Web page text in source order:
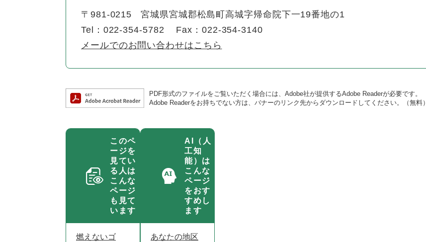
〒981-0215
宮城県宮城郡松島町高城字帰命院下一19番地の1
Tel：022-354-5782
Fax：022-354-3140
メールでのお問い合わせはこちら
PDF形式のファイルをご覧いただく場合には、Adobe社が提供するAdobe Readerが必要です。
Adobe Readerをお持ちでない方は、バナーのリンク先からダウンロードしてください。（無料）
このペ
ージを
見てい
る人は
こんな
ページ
も見て
います
燃えないゴ
AI（人
工知
能）は
こんな
ページ
をおす
すめし
ます
あなたの地区